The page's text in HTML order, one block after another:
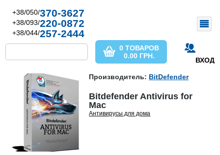
+38/050/370-3627
+38/093/220-0872
+38/044/257-2444
ВХОД
0 ТОВАРОВ
0.00 ГРН.
Производитель: BitDefender
Bitdefender Antivirus for
Mac
Антивирусы для дома